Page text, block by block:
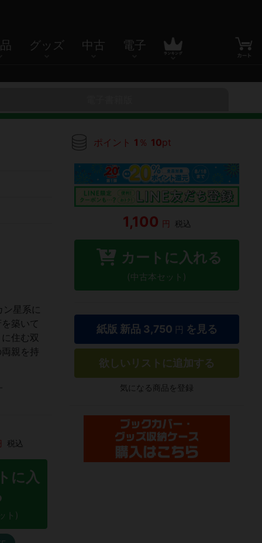
グッズ 中古 電子
星系に
築いて
住む双
親を持
税込
に入
ト)
ポイント 1 ％ 10pt
1,100 円 税込
カートに入れる
(中古本セット)
紙版 新品 3,750 円 を見る
欲しいリストに追加する
気になる商品を登録